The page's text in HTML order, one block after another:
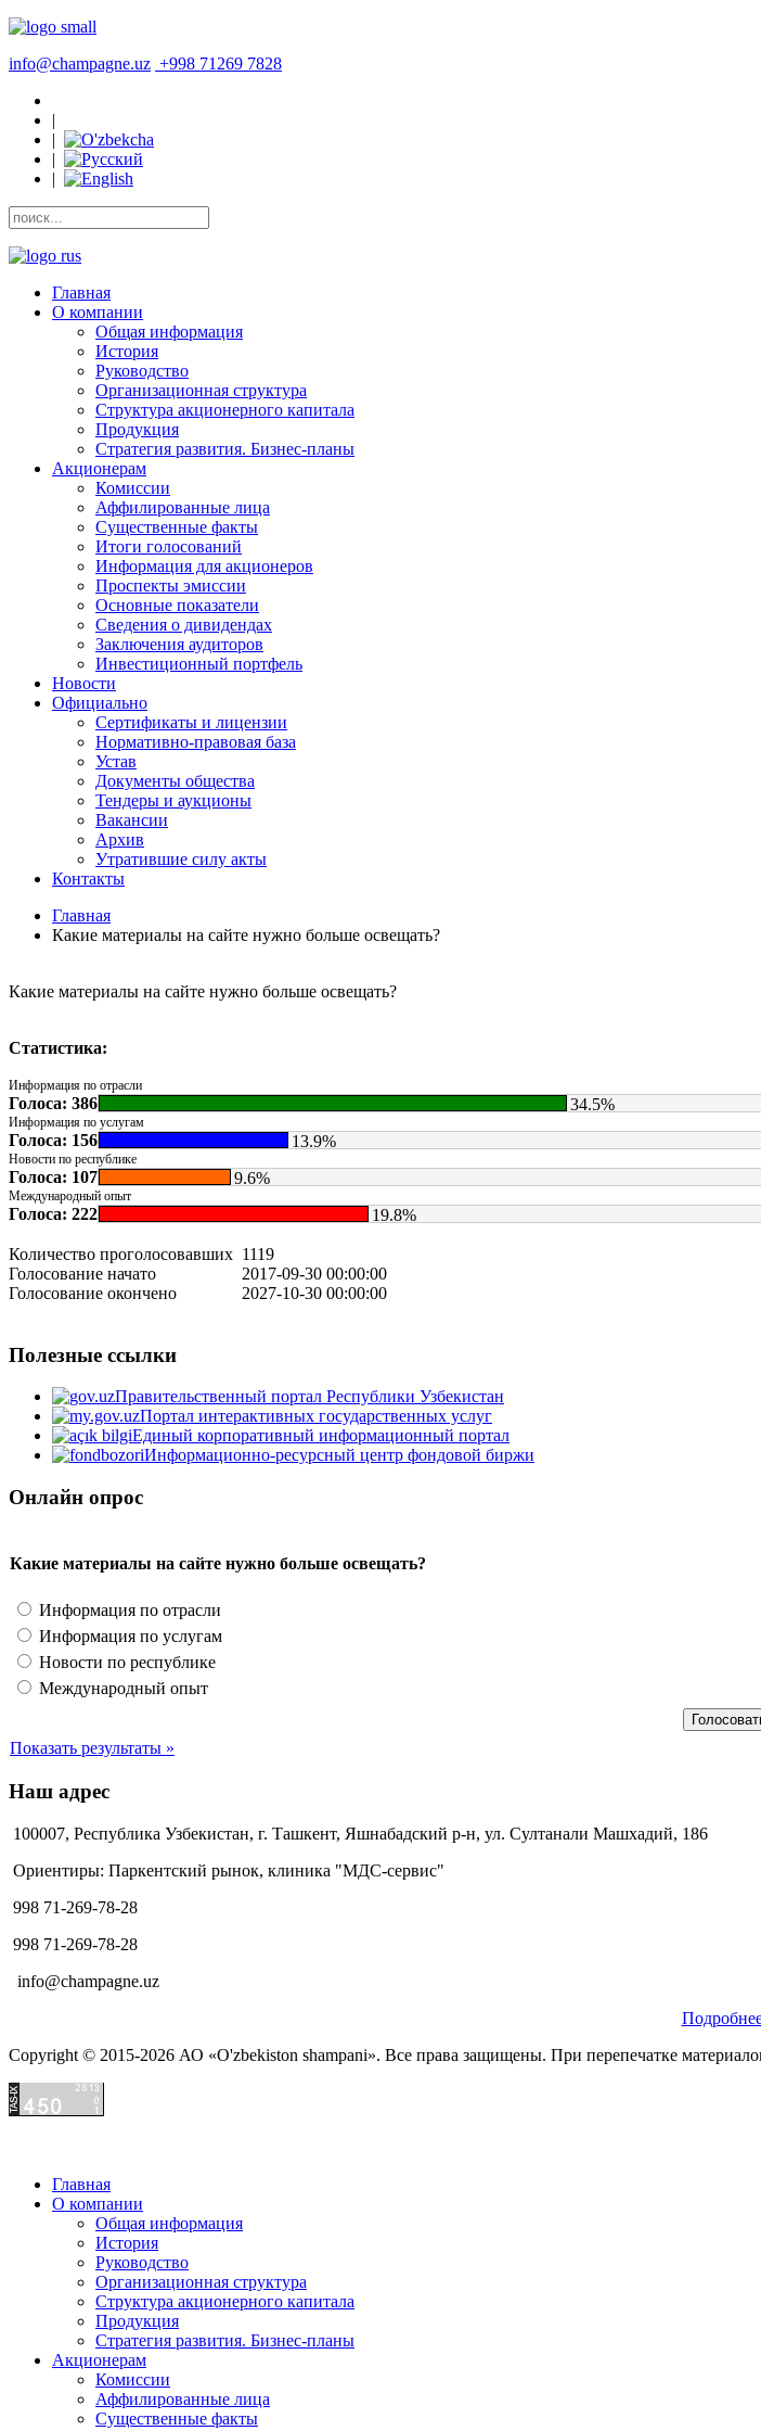
info@champagne.uz +998 71269 7828
|
|
|
|
Главная
О компании
Общая информация
История
Руководство
Организационная структура
Структура акционерного капитала
Продукция
Стратегия развития. Бизнес-планы
Акционерам
Комиссии
Аффилированные лица
Существенные факты
Итоги голосований
Информация для акционеров
Проспекты эмиссии
Основные показатели
Сведения о дивидендах
Заключения аудиторов
Инвестиционный портфель
Новости
Официально
Сертификаты и лицензии
Нормативно-правовая база
Устав
Документы общества
Тендеры и аукционы
Вакансии
Архив
Утратившие силу акты
Контакты
Главная
Какие материалы на сайте нужно больше освещать?
Какие материалы на сайте нужно больше освещать?
Статистика:
Информация по отрасли
Голоса: 386 34.5%
Информация по услугам
Голоса: 156 13.9%
Новости по республике
Голоса: 107 9.6%
Международный опыт
Голоса: 222 19.8%
Количество проголосовавших 1119
Голосование начато
2017-09-30 00:00:00
Голосование окончено
2027-10-30 00:00:00
Полезные ссылки
Правительственный портал Республики Узбекистан
Портал интерактивных государственных услуг
Единый корпоративный информационный портал
Информационно-ресурсный центр фондовой биржи
Онлайн опрос
Какие материалы на сайте нужно больше освещать?
Информация по отрасли
Информация по услугам
Новости по республике
Международный опыт
Показать результаты »
Наш адрес
100007, Республика Узбекистан, г. Ташкент, Яшнабадский р-н, ул. Султанали Машхадий, 186
Ориентиры: Паркентский рынок, клиника "МДС-сервис"
998 71-269-78-28
998 71-269-78-28
info@champagne.uz
Copyright © 2015-2026 АО «O'zbekiston shampani». Все права защищены. При перепечатке материалов
Главная
О компании
Общая информация
История
Руководство
Организационная структура
Структура акционерного капитала
Продукция
Стратегия развития. Бизнес-планы
Акционерам
Комиссии
Аффилированные лица
Существенные факты